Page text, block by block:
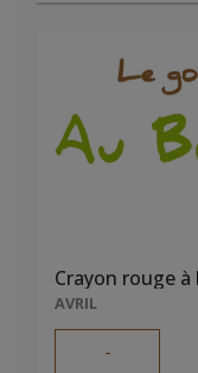
Crayon rouge
AVRIL
-